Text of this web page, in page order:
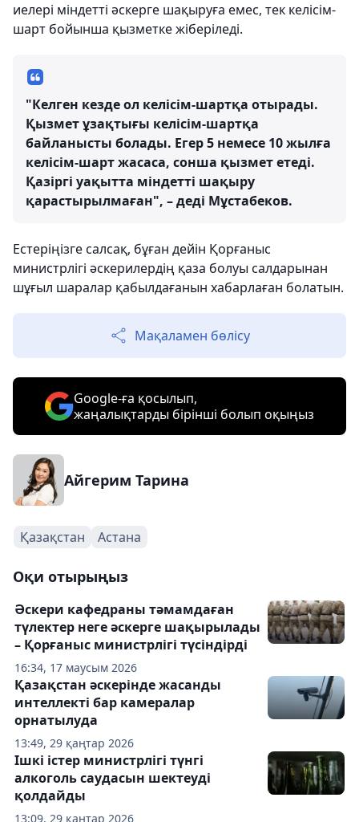
иелері міндетті әскерге шақыруға емес, тек келісім-
шарт бойынша қызметке жіберіледі.
"Келген кезде ол келісім-шартқа отырады.
Қызмет ұзақтығы келісім-шартқа
байланысты болады. Егер 5 немесе 10 жылға
келісім-шарт жасаса, сонша қызмет етеді.
Қазіргі уақытта міндетті шақыру
қарастырылмаған", – деді Мұстабеков.
Естеріңізге салсақ, бұған дейін Қорғаныс
министрлігі әскерилердің қаза болуы салдарынан
шұғыл шаралар қабылдағанын хабарлаған болатын.
Мақаламен бөлісу
Google-ға қосылып,
жаңалықтарды бірінші болып оқыңыз
Айгерим Тарина
Қазақстан Астана
Оқи отырыңыз
16:34, 17 маусым 2026
Әскери кафедраны тәмамдаған
түлектер неге әскерге шақырылады
– Қорғаныс министрлігі түсіндірді
13:49, 29 қаңтар 2026
Қазақстан әскерінде жасанды
интеллекті бар камералар
орнатылуда
13:09, 29 қаңтар 2026
Ішкі істер министрлігі түнгі
алкоголь саудасын шектеуді
қолдайды